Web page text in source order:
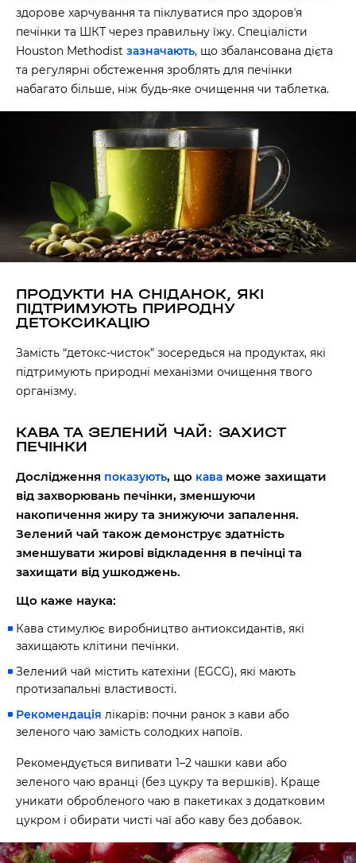
здорове харчування та піклуватися про здоровʼя
печінки та ШКТ через правильну їжу. Спеціалісти
Houston Methodist зазначають, що збалансована дієта
та регулярні обстеження зроблять для печінки
набагато більше, ніж будь-яке очищення чи таблетка.
ПРОДУКТИ НА СНІДАНОК, ЯКІ
ПІДТРИМУЮТЬ ПРИРОДНУ
ДЕТОКСИКАЦІЮ
Замість “детокс-чисток” зосередься на продуктах, які
підтримують природні механізми очищення твого
організму.
КАВА ТА ЗЕЛЕНИЙ ЧАЙ: ЗАХИСТ
ПЕЧІНКИ
Дослідження показують, що кава може захищати
від захворювань печінки, зменшуючи
накопичення жиру та знижуючи запалення.
Зелений чай також демонструє здатність
зменшувати жирові відкладення в печінці та
захищати від ушкоджень.
Що каже наука:
Кава стимулює виробництво антиоксидантів, які
захищають клітини печінки.
Зелений чай містить катехіни (EGCG), які мають
протизапальні властивості.
Рекомендація лікарів: почни ранок з кави або
зеленого чаю замість солодких напоїв.
Рекомендується випивати 1–2 чашки кави або
зеленого чаю вранці (без цукру та вершків). Краще
уникати обробленого чаю в пакетиках з додатковим
цукром і обирати чисті чаї або каву без добавок.